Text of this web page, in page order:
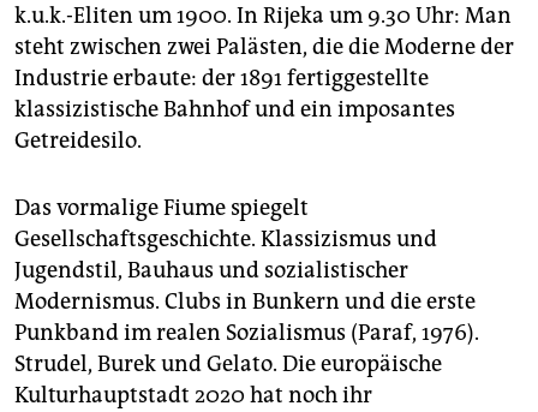
k.u.k.-Eliten um 1900. In Rijeka um 9.30 Uhr: Man
steht zwischen zwei Palästen, die die Moderne der
Industrie erbaute: der 1891 fertiggestellte
klassizistische Bahnhof und ein imposantes
Getreidesilo.
Das vormalige Fiume spiegelt
Gesellschaftsgeschichte. Klassizismus und
Jugendstil, Bauhaus und sozialistischer
Modernismus. Clubs in Bunkern und die erste
Punkband im realen Sozialismus (Paraf, 1976).
Strudel, Burek und Gelato. Die europäische
Kulturhauptstadt 2020 hat noch ihr